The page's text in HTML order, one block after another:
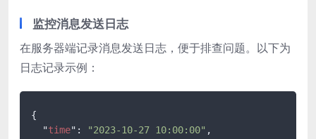
监控消息发送日志
在服务器端记录消息发送日志，便于排查问题。以下为
日志记录示例：
{
  "
time": "2023-10-27 10:00:00" ,